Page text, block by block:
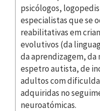
psicólogos,
especialistas que se
reabilitativas em
evolutivos (da
da aprendizagem, da
espetro autista, de
adultos com
adquiridas no
neuroatómicas.